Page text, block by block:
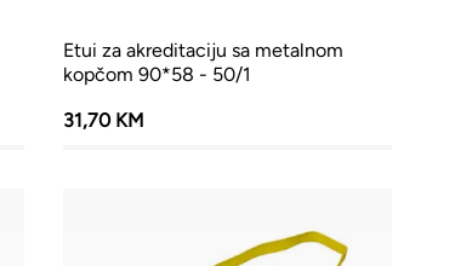
Etui za akreditaciju sa metalnom
kopčom 90*58 - 50/1
31,70 KM